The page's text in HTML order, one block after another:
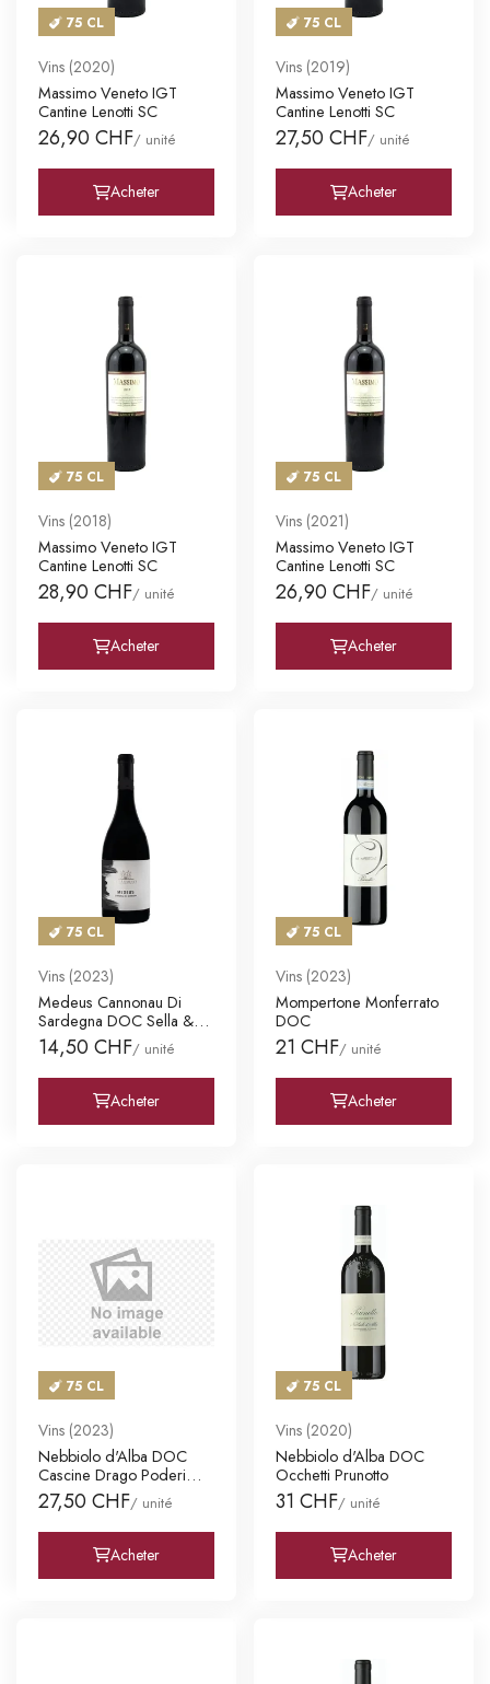
75 CL
Vins (2020)
Massimo Veneto IGT
Cantine Lenotti SC
26,90 CHF/ unité
Acheter
75 CL
Vins (2019)
Massimo Veneto IGT
Cantine Lenotti SC
27,50 CHF/ unité
Acheter
75 CL
Vins (2018)
Massimo Veneto IGT
Cantine Lenotti SC
28,90 CHF/ unité
Acheter
75 CL
Vins (2021)
Massimo Veneto IGT
Cantine Lenotti SC
26,90 CHF/ unité
Acheter
75 CL
Vins (2023)
Medeus Cannonau Di
Sardegna DOC Sella &
Mosca
14,50 CHF/ unité
Acheter
75 CL
Vins (2023)
Mompertone Monferrato
DOC
21 CHF/ unité
Acheter
75 CL
Vins (2023)
Nebbiolo d'Alba DOC
Cascine Drago Poderi
Colla
27,50 CHF/ unité
Acheter
75 CL
Vins (2020)
Nebbiolo d'Alba DOC
Occhetti Prunotto
31 CHF/ unité
Acheter